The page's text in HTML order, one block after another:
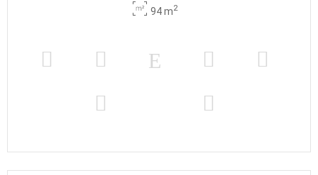
94 m2